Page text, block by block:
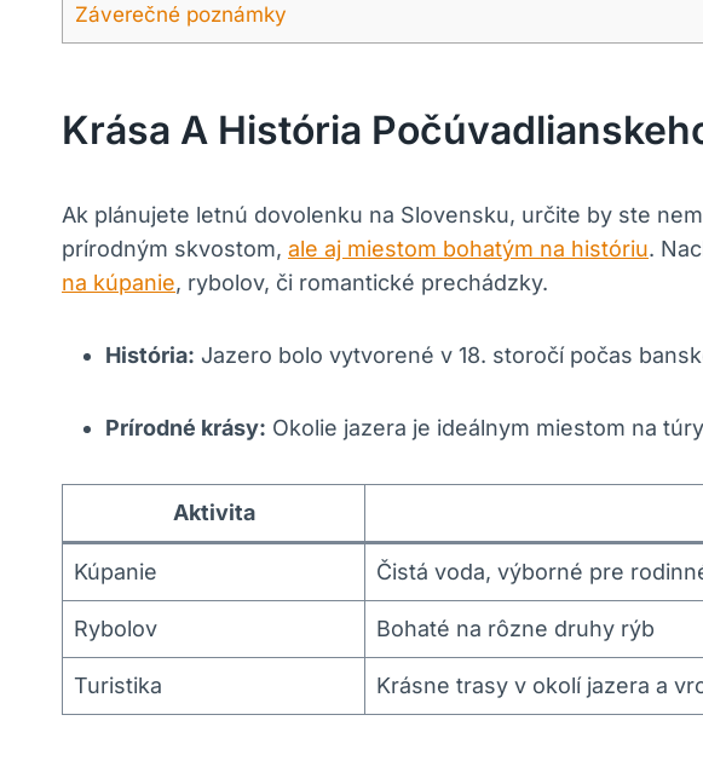
Záverečné poznámky
Krása A História
Ak plánujete letnú dovolenku na Slovensku, určite by ste
prírodným skvostom, ale aj miestom bohatým na históriu.
na kúpanie, rybolov, či romantické prechádzky.
História: Jazero bolo vytvorené v 18. storočí počas
Prírodné krásy: Okolie jazera je ideálnym miestom na
Aktivita
Kúpanie Čistá voda, výborné pre
Rybolov Bohaté na rôzne druhy rýb
Turistika Krásne trasy v okolí jazera a